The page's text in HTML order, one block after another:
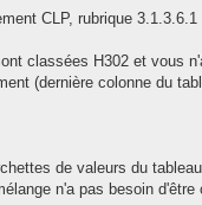
CLP, rubrique
classées H302 et vous
(dernière colonne du
de valeurs du
n'a pas besoin d'être